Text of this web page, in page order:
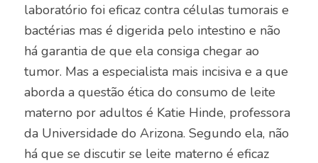
laboratório foi eficaz contra células tumorais e
bactérias mas é digerida pelo intestino e não
há garantia de que ela consiga chegar ao
tumor. Mas a especialista mais incisiva e a que
aborda a questão ética do consumo de leite
materno por adultos é Katie Hinde, professora
da Universidade do Arizona. Segundo ela, não
há que se discutir se leite materno é eficaz